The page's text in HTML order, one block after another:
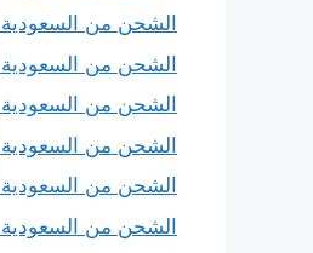
الشحن من
الشحن من
الشحن من السعودية
الشحن من السعودية
الشحن من
الشحن من السعودية